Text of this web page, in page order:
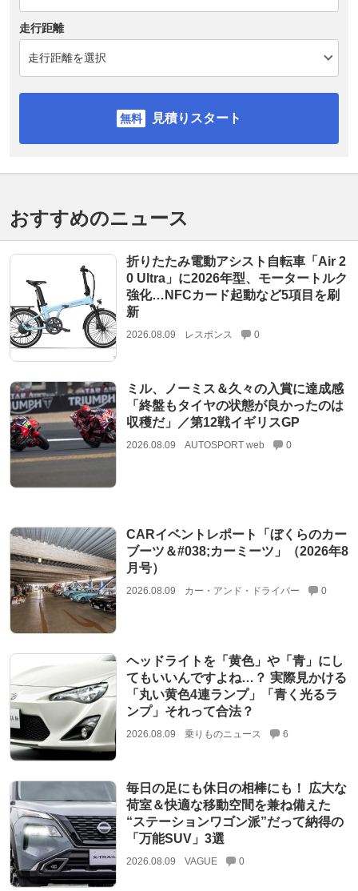
走行距離
見積りスタート
おすすめのニュース
折りたたみ電動アシスト自転車「Air 2
0 Ultra」に2026年型、モータートルク
強化…NFCカード起動など5項目を刷
新
2026.08.09 レスポンス 0
ミル、ノーミス＆久々の入賞に達成感
「終盤もタイヤの状態が良かったのは
収穫だ」／第12戦イギリスGP
2026.08.09 AUTOSPORT web 0
CARイベントレポート「ぼくらのカー
ブーツ＆#038;カーミーツ」（2026年8
月号）
2026.08.09 カー・アンド・ドライバー 0
ヘッドライトを「黄色」や「青」にし
てもいいんですよね…？ 実際見かける
「丸い黄色4連ランプ」「青く光るラ
ンプ」それって合法？
2026.08.09 乗りものニュース 6
毎日の足にも休日の相棒にも！ 広大な
荷室＆快適な移動空間を兼ね備えた
“ステーションワゴン派”だって納得の
「万能SUV」3選
2026.08.09 VAGUE 0